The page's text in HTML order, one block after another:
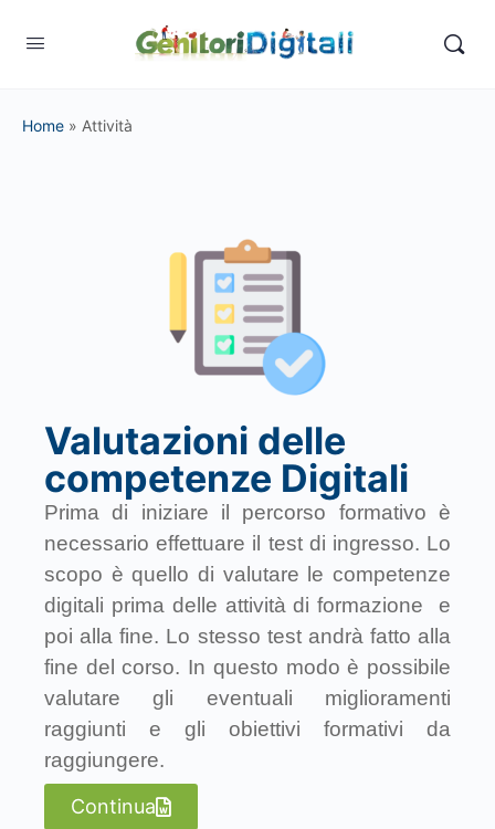
Home » Attività
Valutazioni delle
competenze Digitali
Prima di iniziare il percorso formativo è
necessario effettuare il test di ingresso. Lo
scopo è quello di valutare le competenze
digitali prima delle attività di formazione e
poi alla fine. Lo stesso test andrà fatto alla
fine del corso. In questo modo è possibile
valutare gli eventuali miglioramenti
raggiunti e gli obiettivi formativi da
raggiungere.
Continua